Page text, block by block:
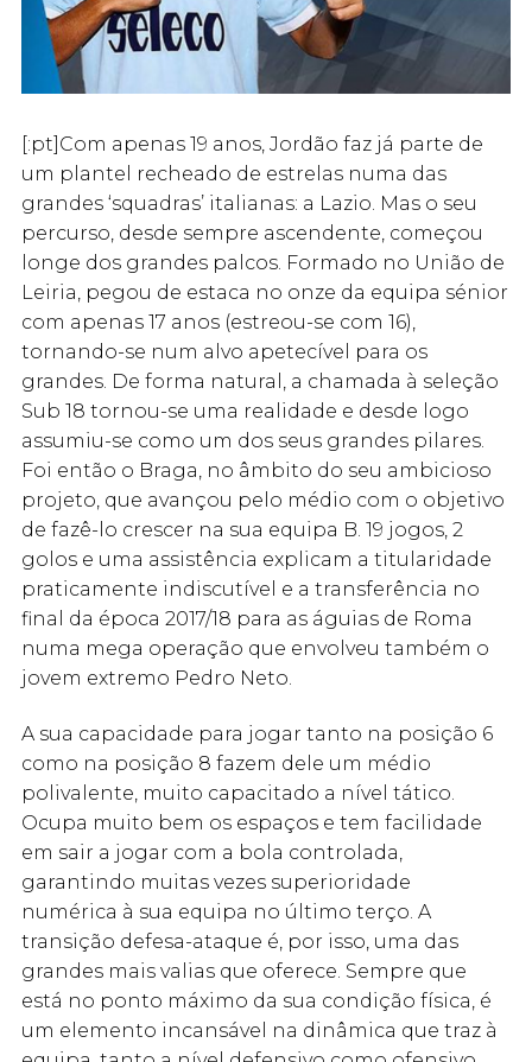
[:pt]Com apenas 19 anos, Jordão faz já parte de
um plantel recheado de estrelas numa das
grandes ‘squadras’ italianas: a Lazio. Mas o seu
percurso, desde sempre ascendente, começou
longe dos grandes palcos. Formado no União de
Leiria, pegou de estaca no onze da equipa sénior
com apenas 17 anos (estreou-se com 16),
tornando-se num alvo apetecível para os
grandes. De forma natural, a chamada à seleção
Sub 18 tornou-se uma realidade e desde logo
assumiu-se como um dos seus grandes pilares.
Foi então o Braga, no âmbito do seu ambicioso
projeto, que avançou pelo médio com o objetivo
de fazê-lo crescer na sua equipa B. 19 jogos, 2
golos e uma assistência explicam a titularidade
praticamente indiscutível e a transferência no
final da época 2017/18 para as águias de Roma
numa mega operação que envolveu também o
jovem extremo Pedro Neto.
A sua capacidade para jogar tanto na posição 6
como na posição 8 fazem dele um médio
polivalente, muito capacitado a nível tático.
Ocupa muito bem os espaços e tem facilidade
em sair a jogar com a bola controlada,
garantindo muitas vezes superioridade
numérica à sua equipa no último terço. A
transição defesa-ataque é, por isso, uma das
grandes mais valias que oferece. Sempre que
está no ponto máximo da sua condição física, é
um elemento incansável na dinâmica que traz à